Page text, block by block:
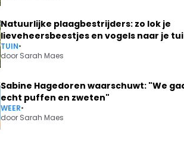
Natuurlijke plaagbestrijders: zo lok je
lieveheersbeestjes en vogels naar je
TUIN•
door Sarah Maes
Sabine Hagedoren waarschuwt: "We
echt puffen en zweten"
WEER•
door Sarah Maes